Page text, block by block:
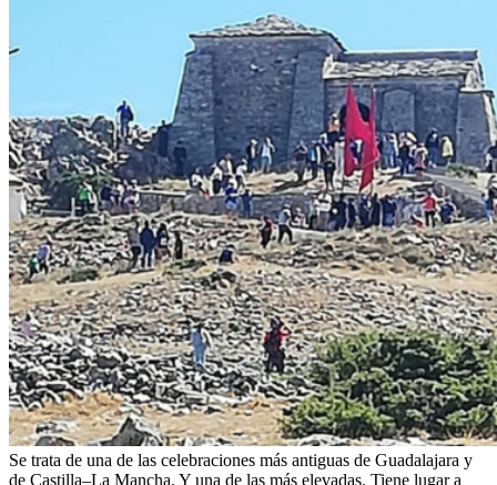
Se trata de una de las celebraciones más antiguas de Guadalajara y
de Castilla–La Mancha. Y una de las más elevadas. Tiene lugar a